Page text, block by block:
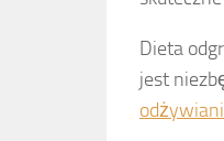
Dieta
jest